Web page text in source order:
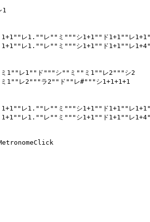
1
レ1.""レ""ミ"""シ1+1""ド1+1""レ
レ1.""レ""ミ"""シ1+1""ド1+1""レ
1""レ1""ド"""シ""ミ""ミ1""レ2"""シ2
1""レ2"""ラ2""ド""レ#"""シ1+1+1+1
レ1.""レ""ミ"""シ1+1""ド1+1""レ
レ1.""レ""ミ"""シ1+1""ド1+1""レ